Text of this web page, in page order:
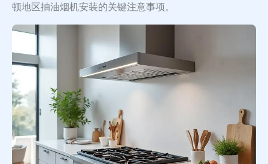
顿地区抽油烟机安装的关键注意事项。